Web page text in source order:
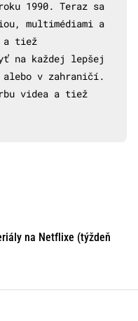
1990. Teraz sa
multimédiami a
a tiež
na každej lepšej
alebo v zahraničí.
videa a tiež
na Netflixe (týždeň